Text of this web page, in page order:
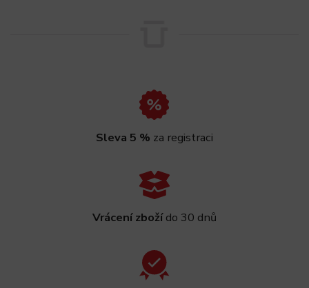
Sleva 5 % za registraci
Vrácení zbožído 30 dnů